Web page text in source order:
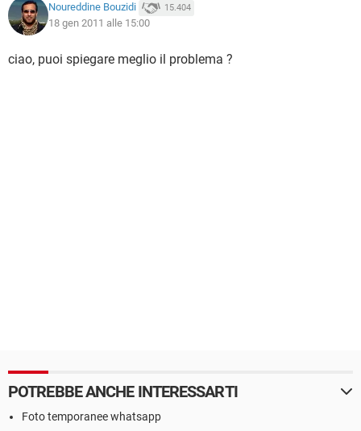
Noureddine Bouzidi 15.404
18 gen 2011 alle 15:00
ciao, puoi spiegare meglio il problema ?
POTREBBE ANCHE INTERESSARTI
Foto temporanee whatsapp